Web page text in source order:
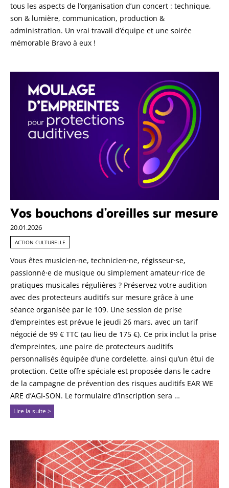
tous les aspects de l’organisation d’un concert : technique,
son & lumière, communication, production &
administration. Un vrai travail d’équipe et une soirée
mémorable Bravo à eux !
Vos bouchons d’oreilles sur mesure
20.01.2026
ACTION CULTURELLE
Vous êtes musicien·ne, technicien·ne, régisseur·se,
passionné·e de musique ou simplement amateur·rice de
pratiques musicales régulières ? Préservez votre audition
avec des protecteurs auditifs sur mesure grâce à une
séance organisée par le 109. Une session de prise
d’empreintes est prévue le jeudi 26 mars, avec un tarif
négocié de 99 € TTC (au lieu de 175 €). Ce prix inclut la prise
d’empreintes, une paire de protecteurs auditifs
personnalisés équipée d’une cordelette, ainsi qu’un étui de
protection. Cette offre spéciale est proposée dans le cadre
de la campagne de prévention des risques auditifs EAR WE
ARE d’AGI-SON. Le formulaire d’inscription sera …
Lire la suite >